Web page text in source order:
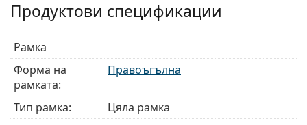
хладни тонове на кожата и светлокафява, черна
Правоъгълните рамки са идеален избор за тези с
овална или кръгла форма на лицето.
Рамката на очилата е изработена от
висококачествена пластмаса, която предлага
висока издръжливост, удобство при носене и
страхотен външен вид.
Продуктови спецификации
Рамка
Форма на
рамката:
Правоъгълна
Тип рамка:
Цяла рамка